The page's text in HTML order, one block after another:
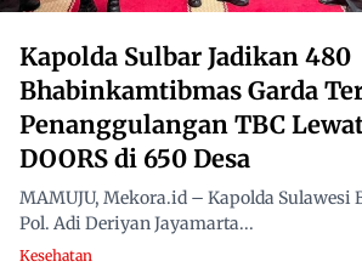
Kapolda Sulbar Jadikan 480
Bhabinkamtibmas Garda
Penanggulangan TBC
DOORS di 650 Desa
MAMUJU, Mekora.id – Kapolda Sulawesi
Pol. Adi Deriyan Jayamarta...
Kesehatan